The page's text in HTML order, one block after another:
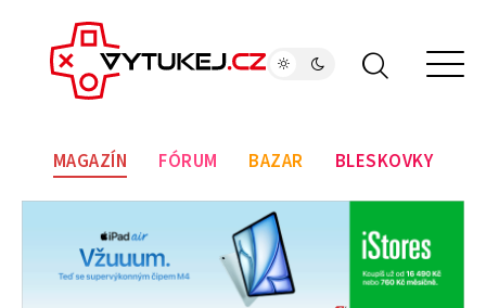
MAGAZÍN FÓRUM BAZAR BLESKOVKY